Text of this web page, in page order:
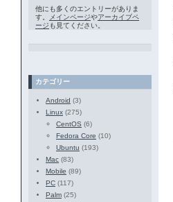
他にも多くのエントリーがありま
す。
メインページやアーカイブペ
ージ も見てください。
カテゴリー
Android (3)
Linux (275)
CentOS (6)
Fedora Core (10)
Ubuntu (193)
Mac (83)
Mobile (89)
PC (117)
Palm (25)